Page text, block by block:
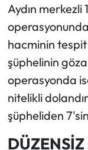
Aydın merkezli
hacminin
şüphelinin
operasyonda
nitelikli
şüpheliden